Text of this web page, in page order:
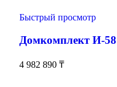
Быстрый просмотр
Домкомплект И-58
4 982 890 ₸